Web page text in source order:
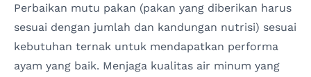
Perbaikan mutu pakan (pakan yang diberikan harus
sesuai dengan jumlah dan kandungan nutrisi) sesuai
kebutuhan ternak untuk mendapatkan performa
ayam yang baik. Menjaga kualitas air minum yang